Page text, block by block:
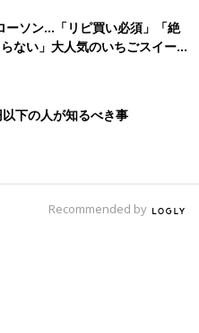
ーソン…「リピ買い必須」「絶
ない」大人気のいちごスイーツ
下の人が知るべき事
Recommended by